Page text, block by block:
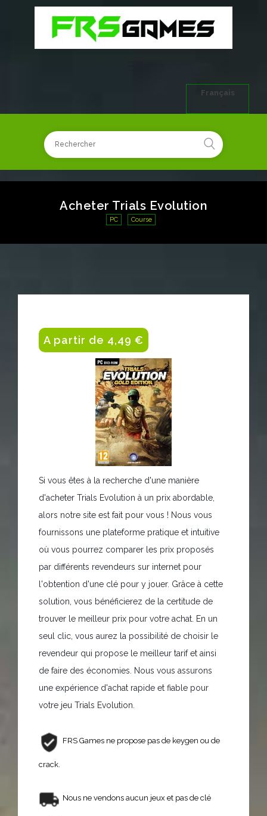
Français
Acheter Trials Evolution
PC Course
A partir de 4,49 €
Si vous êtes à la recherche d'une manière
d'acheter Trials Evolution à un prix abordable,
alors notre site est fait pour vous ! Nous vous
fournissons une plateforme pratique et intuitive
où vous pourrez comparer les prix proposés
par différents revendeurs sur internet pour
l'obtention d'une clé pour y jouer. Grâce à cette
solution, vous bénéficierez de la certitude de
trouver le meilleur prix pour votre achat. En un
seul clic, vous aurez la possibilité de choisir le
revendeur qui propose le meilleur tarif et ainsi
de faire des économies. Nous vous assurons
une expérience d'achat rapide et fiable pour
votre jeu Trials Evolution.
FRS Games ne propose pas de keygen ou de
crack.
Nous ne vendons aucun jeux et pas de clé